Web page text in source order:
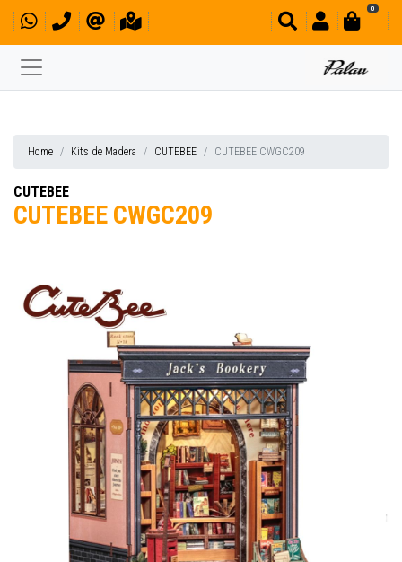
0
Home Kits de Madera CUTEBEE CUTEBEE CWGC209
CUTEBEE
CUTEBEE CWGC209